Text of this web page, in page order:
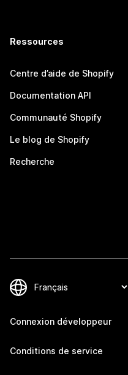
Ressources
Centre d’aide de Shopify
Documentation API
Communauté Shopify
Le blog de Shopify
Recherche
Connexion développeur
Conditions de service